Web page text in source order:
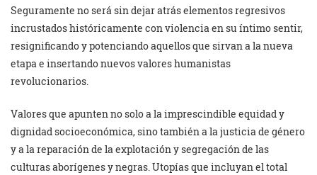
Seguramente no será sin dejar atrás elementos regresivos
incrustados históricamente con violencia en su íntimo sentir,
resignificando y potenciando aquellos que sirvan a la nueva
etapa e insertando nuevos valores humanistas
revolucionarios.
Valores que apunten no solo a la imprescindible equidad y
dignidad socioeconómica, sino también a la justicia de género
y a la reparación de la explotación y segregación de las
culturas aborígenes y negras. Utopías que incluyan el total